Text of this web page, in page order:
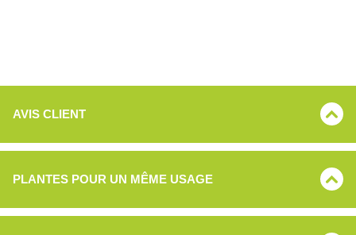
AVIS CLIENT
PLANTES POUR UN MÊME USAGE